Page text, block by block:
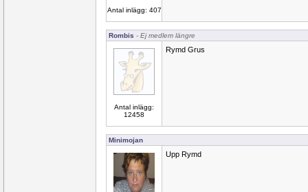
Antal inlägg: 407
Rombis - Ej medlem längre
Antal inlägg:
12458
Rymd Grus
Minimojan
Upp Rymd